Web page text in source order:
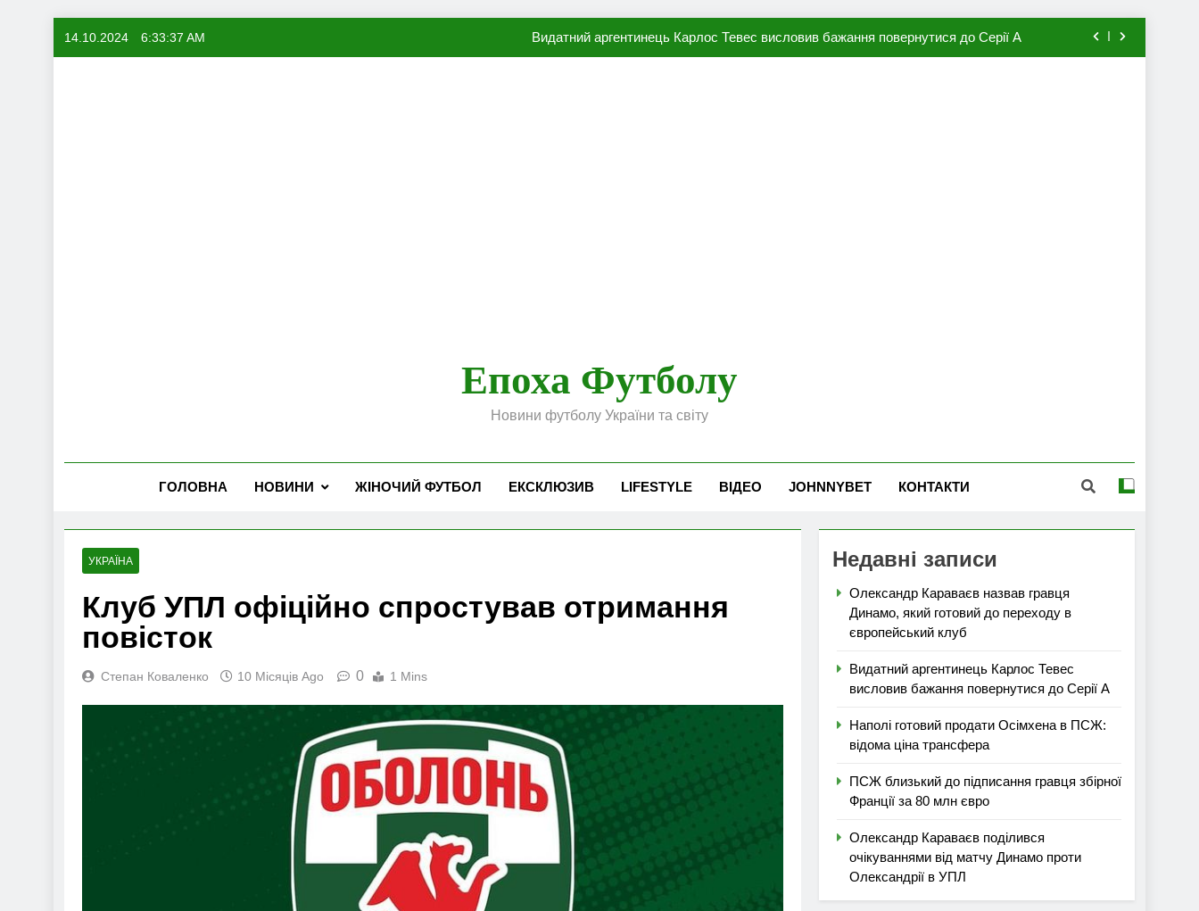
14.10.2024 6:33:38 AM Видатний аргентинець Карлос Тевес висловив бажання повернутися до Серії А
Епоха Футболу
Новини футболу України та світу
ГОЛОВНА НОВИНИ ЖІНОЧИЙ ФУТБОЛ ЕКСКЛЮЗИВ LIFESTYLE ВІДЕО JOHNNYBET КОНТАКТИ
УКРАЇНА
Клуб УПЛ офіційно спростував отримання
повісток
Степан Коваленко 10 Місяців Ago 0 1 Mins
Недавні записи
Олександр Караваєв назвав гравця
Динамо, який готовий до переходу в
європейський клуб
Видатний аргентинець Карлос Тевес
висловив бажання повернутися до Серії А
Наполі готовий продати Осімхена в ПСЖ:
відома ціна трансфера
ПСЖ близький до підписання гравця збірної
Франції за 80 млн євро
Олександр Караваєв поділився
очікуваннями від матчу Динамо проти
Олександрії в УПЛ